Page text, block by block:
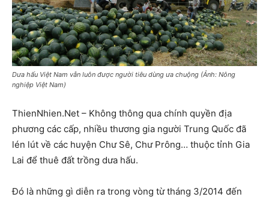
Dưa hấu Việt Nam vẫn luôn được người tiêu dùng ưa chuộng (Ảnh: Nông
nghiệp Việt Nam)
ThienNhien.Net – Không thông qua chính quyền địa
phương các cấp, nhiều thương gia người Trung Quốc đã
lén lút về các huyện Chư Sê, Chư Prông… thuộc tỉnh Gia
Lai để thuê đất trồng dưa hấu.
Đó là những gì diễn ra trong vòng từ tháng 3/2014 đến